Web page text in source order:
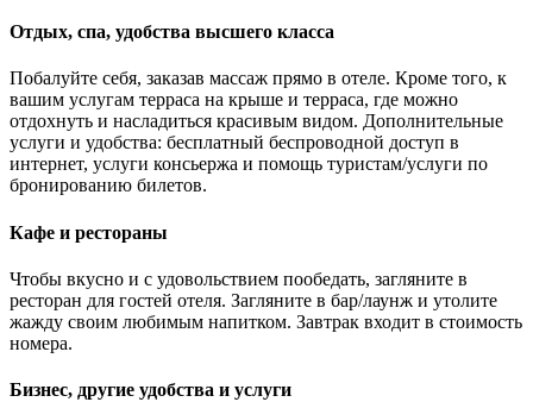
Отдых, спа, удобства высшего класса
Побалуйте себя, заказав массаж прямо в отеле. Кроме того, к
вашим услугам терраса на крыше и терраса, где можно
отдохнуть и насладиться красивым видом. Дополнительные
услуги и удобства: бесплатный беспроводной доступ в
интернет, услуги консьержа и помощь туристам/услуги по
бронированию билетов.
Кафе и рестораны
Чтобы вкусно и с удовольствием пообедать, загляните в
ресторан для гостей отеля. Загляните в бар/лаунж и утолите
жажду своим любимым напитком. Завтрак входит в стоимость
номера.
Бизнес, другие удобства и услуги